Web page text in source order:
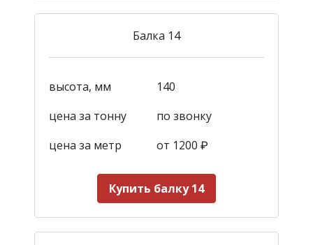
Балка 14
высота, мм
140
цена за тонну
по звонку
цена за метр
от 1200 ₽
Купить балку 14